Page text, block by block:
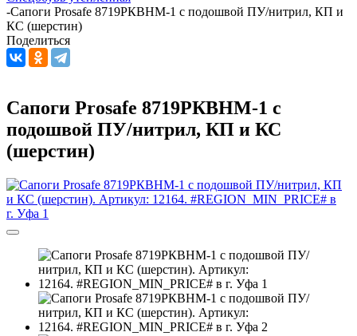
-Сапоги Prosafe 8719РКВНМ-1 c подошвой ПУ/нитрил, КП и
КС (шерстин)
Поделиться
Сапоги Prosafe 8719РКВНМ-1 c
подошвой ПУ/нитрил, КП и КС
(шерстин)